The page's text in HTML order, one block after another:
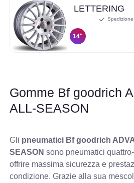
LETTERING
14"
Spedizione
Gomme Bf goodrich
ALL-SEASON
Gli pneumatici Bf goodrich
SEASON sono pneumatici
offrire massima sicurezza e
condizione. Grazie alla sua